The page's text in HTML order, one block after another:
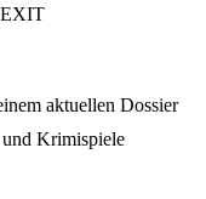
aktuellen Dossier
und Krimispiele